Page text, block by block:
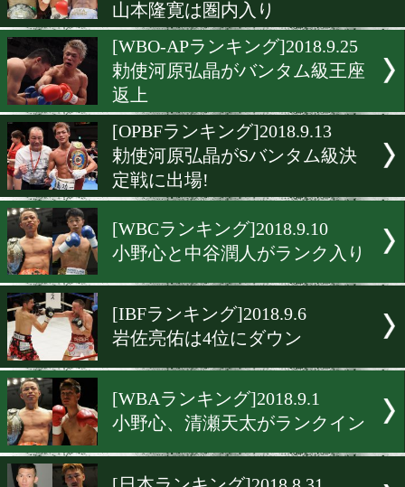
[WBOランキング]2018.9.27
WBSS開催のバンタム級で
く変動
[日本ランキング]2018.9.27
齊藤裕太が新王者、池水達
山本隆寛は圏内入り
[WBO-APランキング
勅使河原弘晶がバンタム級
返上
[OPBFランキング]2018.9.13
定戦に出場!
[WBCランキング]2018.9.10